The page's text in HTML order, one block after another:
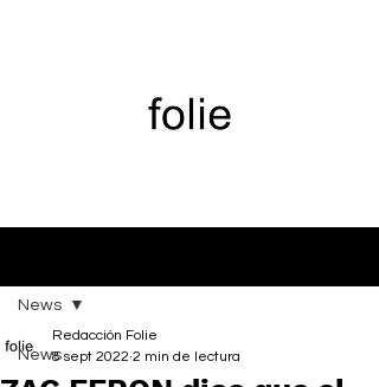
News
News
Redacción Folie
8 sept 2022 2 min de lectura